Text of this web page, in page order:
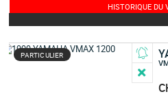
HISTORIQUE DU
PARTICULIER